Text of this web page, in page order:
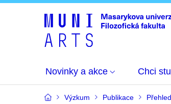
Novinky a akce Chci
Výzkum Publikace